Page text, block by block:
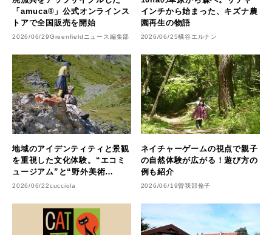
「amuca®」公式オンラインス
トアで全国販売を開始
2026/06/29Greenfieldニュース編集部
インチから始まった、キズナ農
園再生の物語
2026/06/25橘谷エルナン
地域のアイデンティティと景観
を重視した文化体験。“エコミ
ュージアム”と“野外美術
館”【後編】
2026/06/22cucciola
ネイチャーゲームの視点で親子
の自然体験が広がる！遊び方の
例も紹介
2026/06/19曽我部倫子